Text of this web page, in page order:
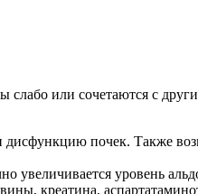
слабо или сочетаются с
дисфункцию почек. Также
увеличивается уровень
креатина,